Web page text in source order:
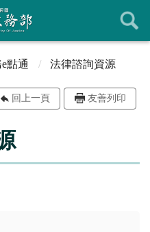
點通 法律諮詢資源
回上一頁 友善列印